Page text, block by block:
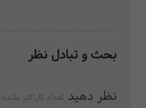
بحث و تبادل نظر
نظر دهید تعداد کاراکتر مانده: